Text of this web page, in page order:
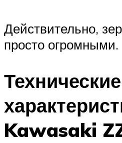
Действительно,
просто огромными.
Технические
Kawasaki